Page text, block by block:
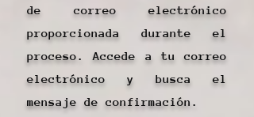
de correo electrónico
proporcionada durante el
proceso. Accede a tu correo
electrónico y busca el
mensaje de confirmación.